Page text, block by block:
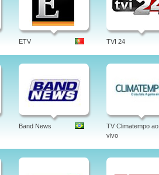
ETV TVI 24
Band News
TV Climatempo ao
vivo